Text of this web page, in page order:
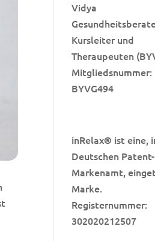
Vidya
Kursleiter und
Theraupeuten
Mitgliedsnummer:
BYVG494
inRelax® ist eine,
Deutschen
Markenamt,
Marke.
Registernummer:
302020212507